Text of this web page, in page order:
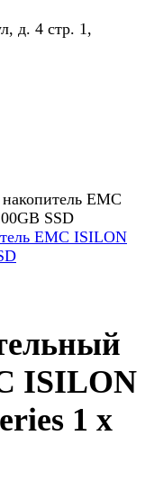
д. 4 стр. 1,
EMC
SSD
ISILON
1 x